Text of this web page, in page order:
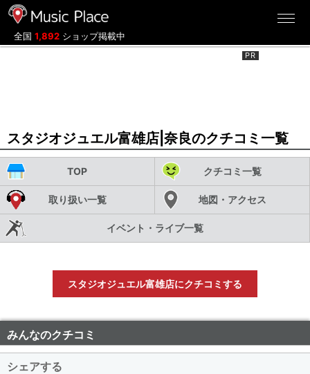
全国 1,892 ショップ掲載中
スタジオジュエル富雄店|奈良のクチコミ一覧
TOP クチコミ一覧
取り扱い一覧 地図・アクセス
イベント・ライブ一覧
スタジオジュエル富雄店にクチコミする
みんなのクチコミ
シェアする